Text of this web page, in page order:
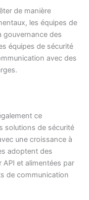
de manière
les équipes de
gouvernance des
équipes de sécurité
avec des
ce
solutions de sécurité
une croissance à
adoptent des
et alimentées par
de communication